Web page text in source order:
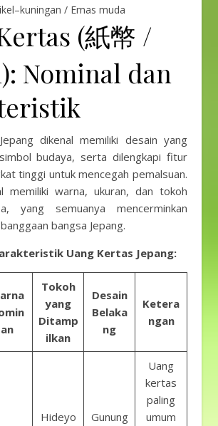
/ Emas muda
(紙幣 /
Nominal dan
dikenal memiliki desain yang
budaya, serta dilengkapi fitur
tinggi untuk mencegah pemalsuan.
memiliki warna, ukuran, dan tokoh
yang semuanya mencerminkan
bangsa Jepang.
Uang Kertas Jepang:
an
Tokoh
yang
Ditamp
ilkan
Desain
Belaka
ng
Ketera
ngan
Hideyo
Gunung
Uang
kertas
paling
umum